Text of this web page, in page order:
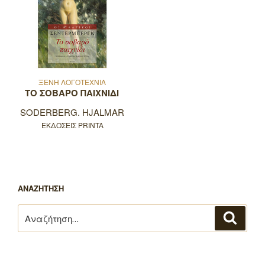
ΞΕΝΗ ΛΟΓΟΤΕΧΝΙΑ
ΤΟ ΣΟΒΑΡΟ ΠΑΙΧΝΙΔΙ
SODERBERG. HJALMAR
ΕΚΔΟΣΕΙΣ PRINTA
ΑΝΑΖΗΤΗΣΗ
για: